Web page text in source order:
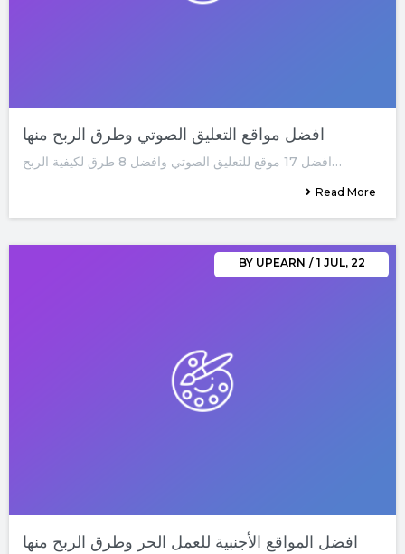
افضل مواقع التعليق الصوتي وطرق الربح منها
افضل 17 موقع للتعليق الصوتي وافضل 8 طرق لكيفية الربح…
Read More
افضل المواقع الأجنبية للعمل الحر وطرق الربح منها
BY UPEARN / 1 JUL, 22